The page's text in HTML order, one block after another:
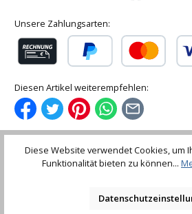
Unsere Zahlungsarten:
Diesen Artikel weiterempfehlen:
enthält unverzichtbare Werkzeuge für
Diese Website verwendet Cookies, um
Funktionalität bieten zu können...